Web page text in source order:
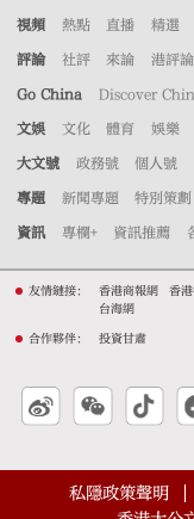
視頻 熱點 直播 精選
評論 社評 來論 港評論
Go China Discover
文娛 文化 體育 娛樂
大文號 政務號 個人號
專題 新聞專題 特別策劃
資訊 專欄+ 資訊推薦
友情鏈接： 香港商報網 香
台海網
合作夥伴： 投資甘肅
私隱政策聲明